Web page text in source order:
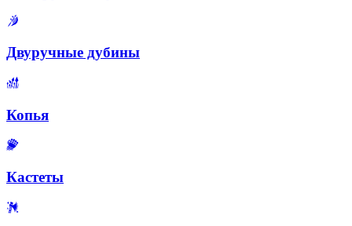
Двуручные дубины
Копья
Кастеты